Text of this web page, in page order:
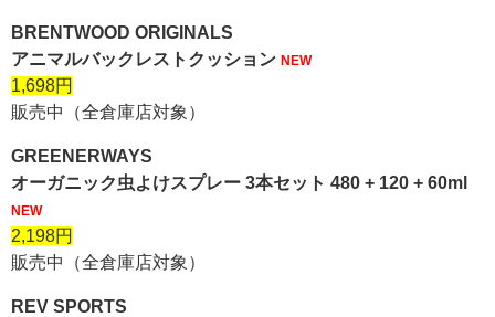
BRENTWOOD ORIGINALS
アニマルバックレストクッション NEW
1,698円
販売中（全倉庫店対象）
GREENERWAYS
オーガニック虫よけスプレー 3本セット 480 + 120 + 60ml
NEW
2,198円
販売中（全倉庫店対象）
REV SPORTS